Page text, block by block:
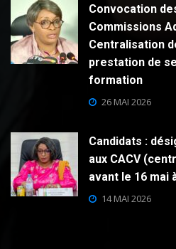
Convocation
Commissions
Centralisation
prestation de
formation
26 MAI 2026
Candidats :
aux CACV
avant le 16 mai
14 MAI 2026